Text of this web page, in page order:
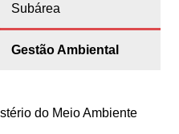
Subárea
Gestão Ambiental
do Meio Ambiente